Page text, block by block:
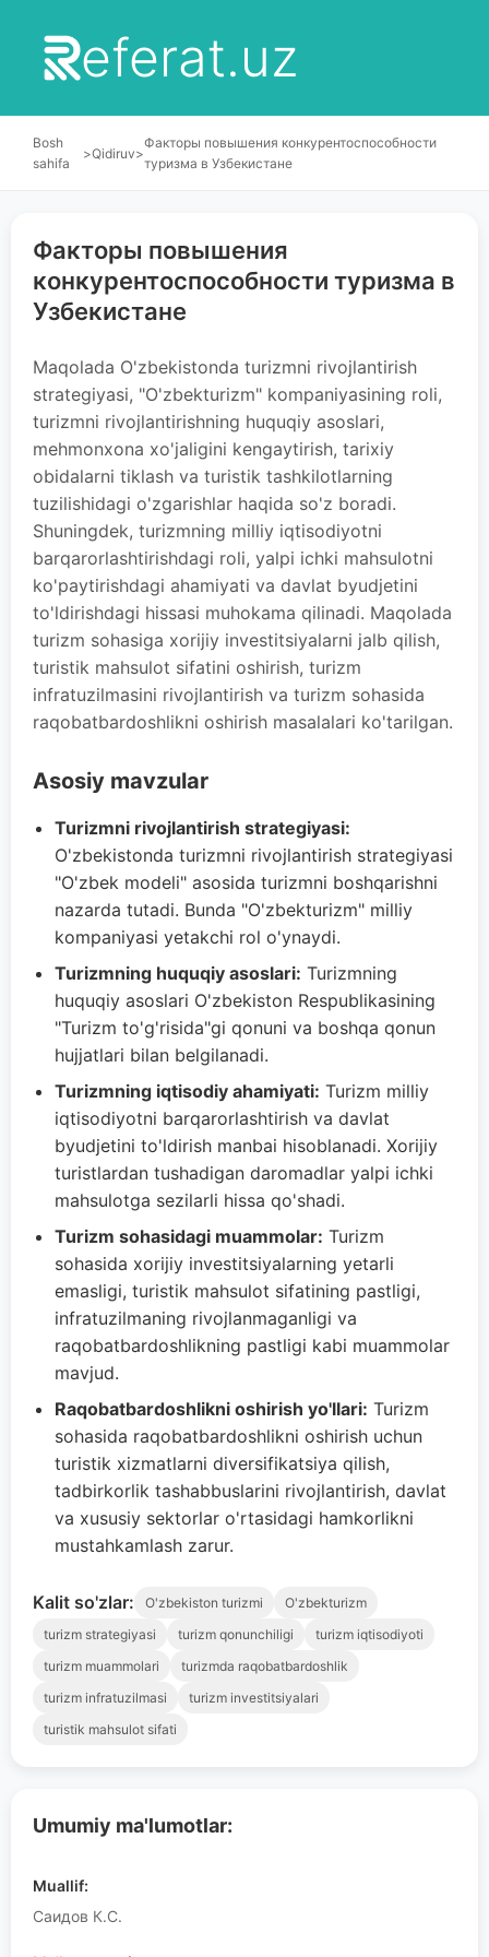
eferat.uz
Bosh
sahifa
>Qidiruv>
Факторы повышения конкурентоспособности
туризма в Узбекистане
Umumiy ma'lumotlar:
Muallif:
Саидов К.С.
Факторы повышения
конкурентоспособности туризма в
Узбекистане
Maqolada O'zbekistonda turizmni rivojlantirish
strategiyasi, "O'zbekturizm" kompaniyasining roli,
turizmni rivojlantirishning huquqiy asoslari,
mehmonxona xo'jaligini kengaytirish, tarixiy
obidalarni tiklash va turistik tashkilotlarning
tuzilishidagi o'zgarishlar haqida so'z boradi.
Shuningdek, turizmning milliy iqtisodiyotni
barqarorlashtirishdagi roli, yalpi ichki mahsulotni
ko'paytirishdagi ahamiyati va davlat byudjetini
to'ldirishdagi hissasi muhokama qilinadi. Maqolada
turizm sohasiga xorijiy investitsiyalarni jalb qilish,
turistik mahsulot sifatini oshirish, turizm
infratuzilmasini rivojlantirish va turizm sohasida
raqobatbardoshlikni oshirish masalalari ko'tarilgan.
Asosiy mavzular
Turizmni rivojlantirish strategiyasi:
O'zbekistonda turizmni rivojlantirish strategiyasi
"O'zbek modeli" asosida turizmni boshqarishni
nazarda tutadi. Bunda "O'zbekturizm" milliy
kompaniyasi yetakchi rol o'ynaydi.
Turizmning huquqiy asoslari: Turizmning
huquqiy asoslari O'zbekiston Respublikasining
"Turizm to'g'risida"gi qonuni va boshqa qonun
hujjatlari bilan belgilanadi.
Turizmning iqtisodiy ahamiyati: Turizm milliy
iqtisodiyotni barqarorlashtirish va davlat
byudjetini to'ldirish manbai hisoblanadi. Xorijiy
turistlardan tushadigan daromadlar yalpi ichki
mahsulotga sezilarli hissa qo'shadi.
Turizm sohasidagi muammolar: Turizm
sohasida xorijiy investitsiyalarning yetarli
emasligi, turistik mahsulot sifatining pastligi,
infratuzilmaning rivojlanmaganligi va
raqobatbardoshlikning pastligi kabi muammolar
mavjud.
Raqobatbardoshlikni oshirish yo'llari: Turizm
sohasida raqobatbardoshlikni oshirish uchun
turistik xizmatlarni diversifikatsiya qilish,
tadbirkorlik tashabbuslarini rivojlantirish, davlat
va xususiy sektorlar o'rtasidagi hamkorlikni
mustahkamlash zarur.
Kalit so'zlar: O'zbekiston turizmi
O'zbekturizm
turizm strategiyasi
turizm qonunchiligi
turizm iqtisodiyoti
turizm muammolari
turizmda raqobatbardoshlik
turizm infratuzilmasi
turizm investitsiyalari
turistik mahsulot sifati